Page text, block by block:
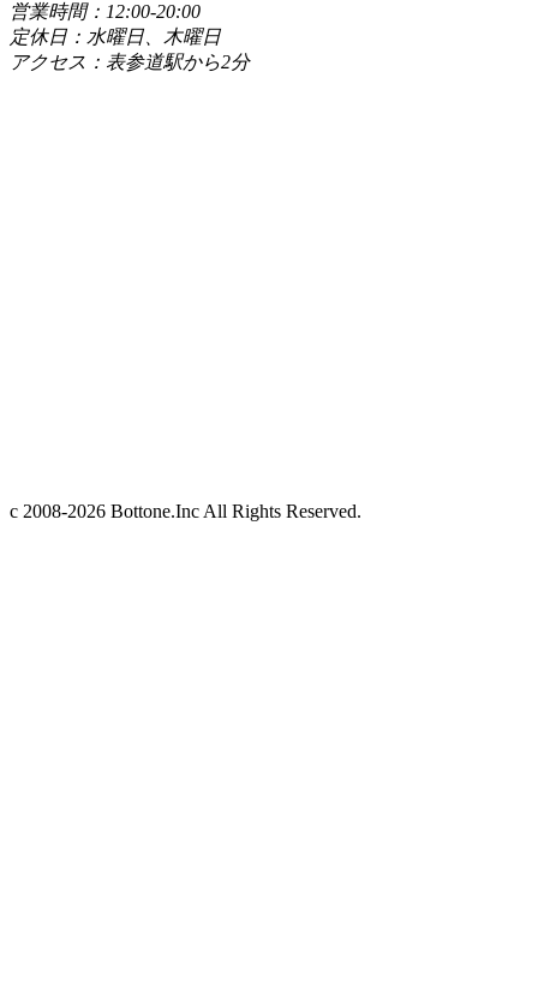
営業時間：12:00-20:00
定休日：水曜日、木曜日
アクセス：表参道駅から2分
c 2008-2026 Bottone.Inc All Rights Reserved.